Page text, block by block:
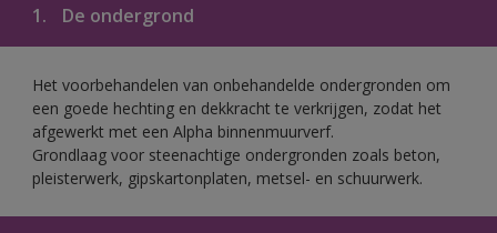
1. De ondergrond
Het voorbehandelen van onbehandelde ondergronden om
een goede hechting en dekkracht te verkrijgen, zodat het
afgewerkt met een Alpha binnenmuurverf.
Grondlaag voor steenachtige ondergronden zoals beton,
pleisterwerk, gipskartonplaten, metsel- en schuurwerk.